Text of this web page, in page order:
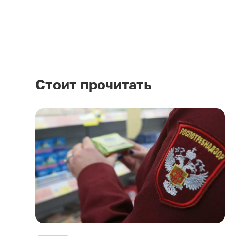
Стоит прочитать